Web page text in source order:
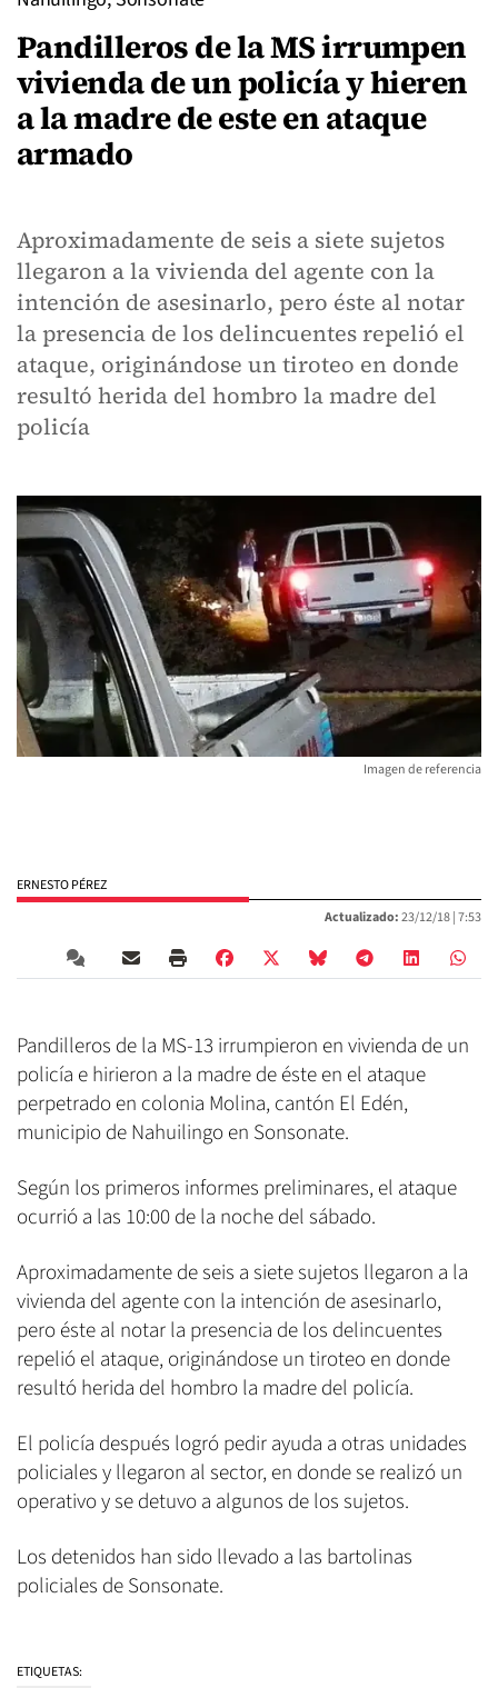
Pandilleros de la MS irrumpen
vivienda de un policía y hieren
a la madre de este en ataque
armado
Aproximadamente de seis a siete sujetos
llegaron a la vivienda del agente con la
intención de asesinarlo, pero éste al notar
la presencia de los delincuentes repelió el
ataque, originándose un tiroteo en donde
resultó herida del hombro la madre del
policía
Imagen de referencia
ERNESTO PÉREZ
Actualizado:23/12/18 |7:53
Pandilleros de la MS-13 irrumpieron en vivienda de un
policía e hirieron a la madre de éste en el ataque
perpetrado en colonia Molina, cantón El Edén,
municipio de Nahuilingo en Sonsonate.
Según los primeros informes preliminares, el ataque
ocurrió a las 10:00 de la noche del sábado.
Aproximadamente de seis a siete sujetos llegaron a la
vivienda del agente con la intención de asesinarlo,
pero éste al notar la presencia de los delincuentes
repelió el ataque, originándose un tiroteo en donde
resultó herida del hombro la madre del policía.
El policía después logró pedir ayuda a otras unidades
policiales y llegaron al sector, en donde se realizó un
operativo y se detuvo a algunos de los sujetos.
Los detenidos han sido llevado a las bartolinas
policiales de Sonsonate.
ETIQUETAS: